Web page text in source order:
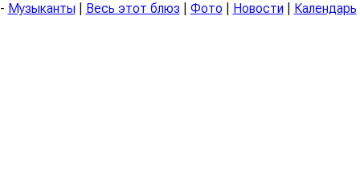
Музыканты Весь этот блюз Фото Новости Календарь